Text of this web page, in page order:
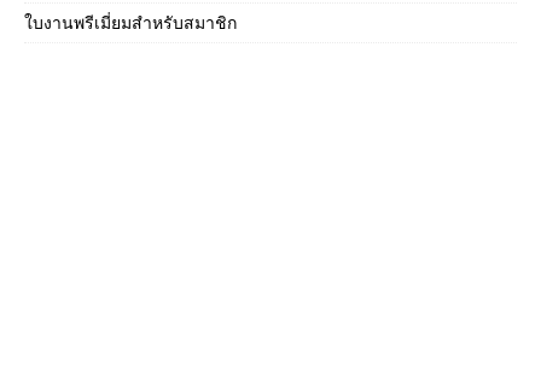
ใบงานพรีเมี่ยมสำหรับสมาชิก